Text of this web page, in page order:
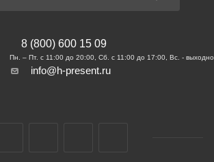
8 (800) 600 15 09
info@h-present.ru